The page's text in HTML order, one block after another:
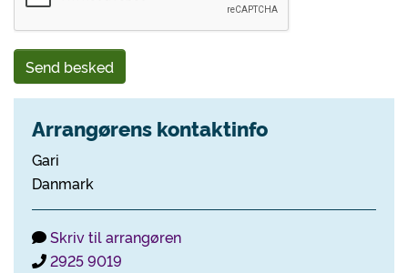
Send besked
Arrangørens kontaktinfo
Gari
Danmark
Skriv til arrangøren
2925 9019